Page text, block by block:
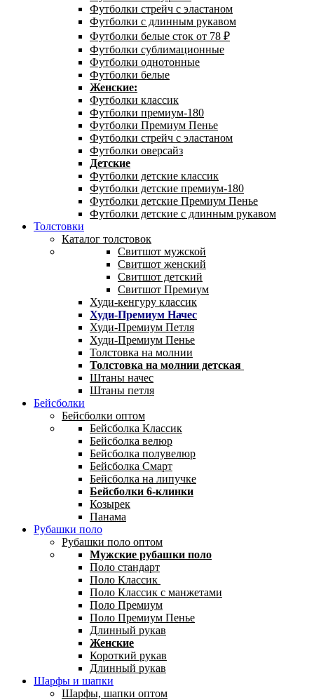
Футболки стрейч с эластаном
Футболки с длинным рукавом
Футболки белые сток от 78 ₽
Футболки сублимационные
Футболки однотонные
Футболки белые
Женские:
Футболки классик
Футболки премиум-180
Футболки Премиум Пенье
Футболки стрейч с эластаном
Футболки оверсайз
Детские
Футболки детские классик
Футболки детские премиум-180
Футболки детские Премиум Пенье
Футболки детские с длинным рукавом
Толстовки
Каталог толстовок
Свитшот мужской
Свитшот женский
Свитшот детский
Свитшот Премиум
Худи-кенгуру классик
Худи-Премиум Начес
Худи-Премиум Петля
Худи-Премиум Пенье
Толстовка на молнии
Толстовка на молнии детская
Штаны начес
Штаны петля
Бейсболки
Бейсболки оптом
Бейсболка Классик
Бейсболка велюр
Бейсболка полувелюр
Бейсболка Смарт
Бейсболка на липучке
Бейсболки 6-клинки
Козырек
Панама
Рубашки поло
Рубашки поло оптом
Мужские рубашки поло
Поло стандарт
Поло Классик
Поло Классик с манжетами
Поло Премиум
Поло Премиум Пенье
Длинный рукав
Женские
Короткий рукав
Длинный рукав
Шарфы и шапки
Шарфы, шапки оптом